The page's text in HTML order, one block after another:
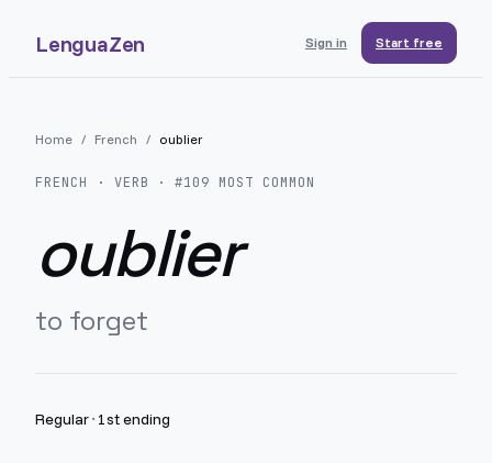
LenguaZen Sign in Start free
Home / French / oublier
FRENCH · VERB · #109 MOST COMMON
oublier
to forget
Regular· 1st ending